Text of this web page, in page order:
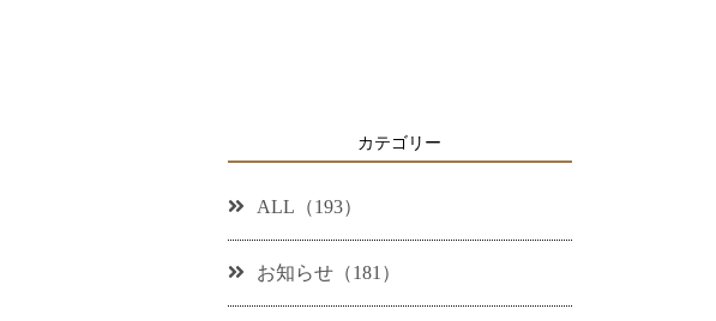
カテゴリー
ALL（193）
お知らせ（181）